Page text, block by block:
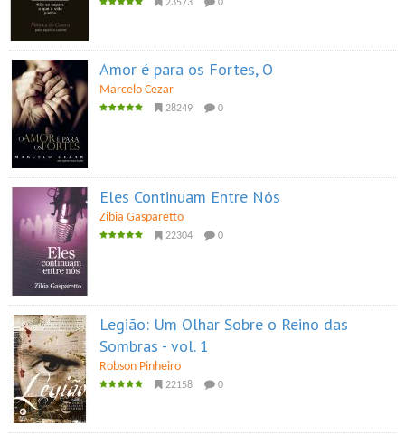
23573 0
Amor é para os Fortes, O
Marcelo Cezar
28249 0
Eles Continuam Entre Nós
Zibia Gasparetto
22304 0
Legião: Um Olhar Sobre o Reino das
Sombras - vol. 1
Robson Pinheiro
22158 0